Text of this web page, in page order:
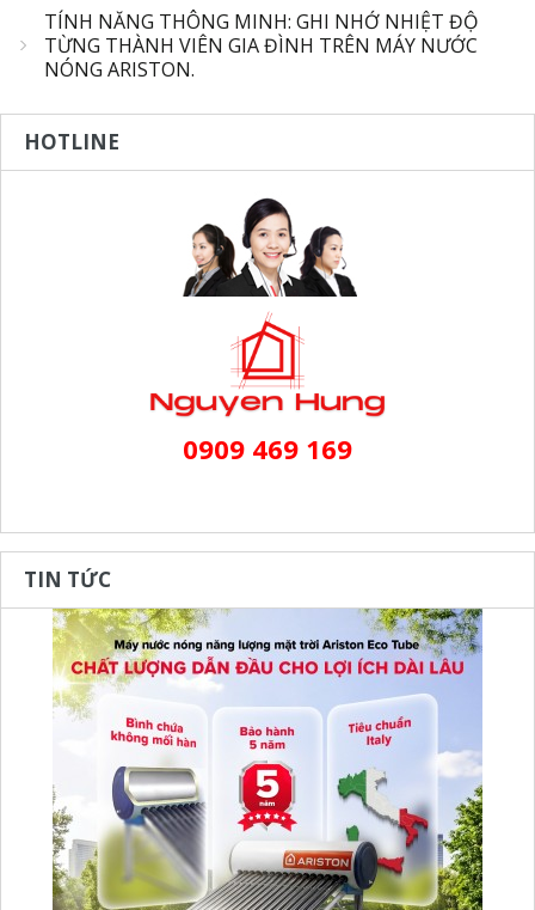
TÍNH NĂNG THÔNG MINH: GHI NHỚ NHIỆT ĐỘ
TỪNG THÀNH VIÊN GIA ĐÌNH TRÊN MÁY NƯỚC
NÓNG ARISTON.
HOTLINE
0909 469 169
TIN TỨC